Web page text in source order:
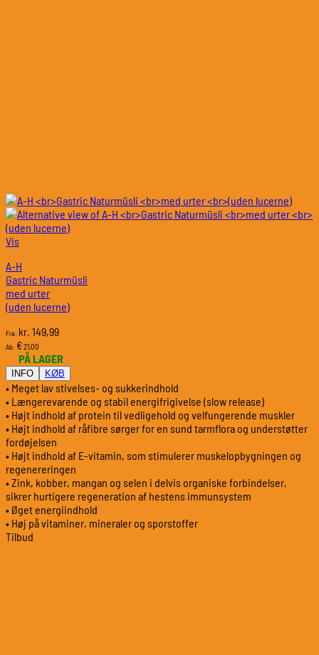
Vis
A-H
Gastric Naturmüsli
med urter
(uden lucerne)
Fra: kr. 149,99
Ab: €21,00
PÅ LAGER
INFO KØB
• Meget lav stivelses- og sukkerindhold
• Længerevarende og stabil energifrigivelse (slow release)
• Højt indhold af protein til vedligehold og velfungerende muskler
• Højt indhold af råfibre sørger for en sund tarmflora og understøtter
fordøjelsen
• Højt indhold af E-vitamin, som stimulerer muskelopbygningen og
regenereringen
• Zink, kobber, mangan og selen i delvis organiske forbindelser,
sikrer hurtigere regeneration af hestens immunsystem
• Øget energiindhold
• Høj på vitaminer, mineraler og sporstoffer
Tilbud